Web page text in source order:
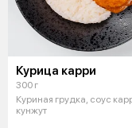
Курица карри
300 г
Куриная грудка, соус
кунжут